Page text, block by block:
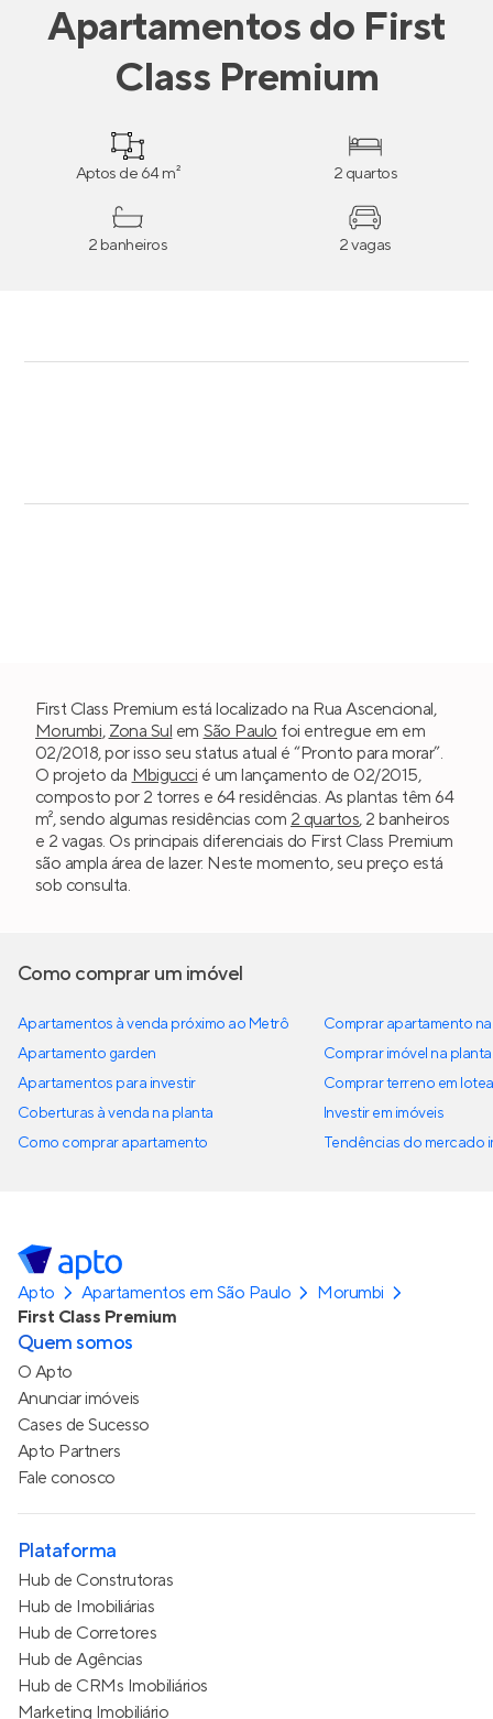
Apartamentosdo First
Class Premium
Aptos de 64 m² 2 quartos
2 banheiros 2 vagas
First Class Premium está localizado na Rua Ascencional,
Morumbi, Zona Sul em São Paulo foi entregue em em
02/2018, por isso seu status atual é “Pronto para morar”.
O projeto da Mbigucci é um lançamento de 02/2015,
composto por 2 torres e 64 residências. As plantas têm 64
m², sendo algumas residências com 2 quartos, 2 banheiros
e 2 vagas. Os principais diferenciais do First Class Premium
são ampla área de lazer. Neste momento, seu preço está
sob consulta.
Como comprar um imóvel
Apartamentos à venda próximo ao Metrô
Apartamento garden
Apartamentos para investir
Coberturas à venda na planta
Como comprar apartamento
Comprar apartamento
Comprar imóvel na planta
Comprar terreno em
Investir em imóveis
Tendências do mercado
Apto Apartamentos em São Paulo
Morumbi
First Class Premium
Quem somos
O Apto
Anunciar imóveis
Cases de Sucesso
Apto Partners
Fale conosco
Plataforma
Hub de Construtoras
Hub de Imobiliárias
Hub de Corretores
Hub de Agências
Hub de CRMs Imobiliários
Marketing Imobiliário